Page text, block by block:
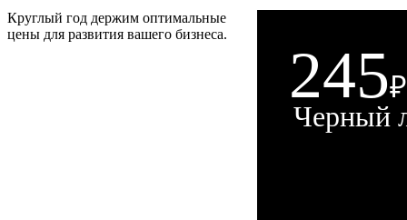
245
Черный
Круглый год держим оптимальные
цены для развития вашего бизнеса.